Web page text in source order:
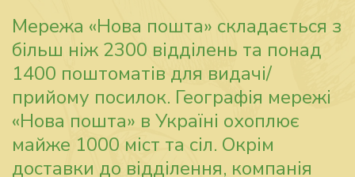
Мережа «Нова пошта» складається з
більш ніж 2300 відділень та понад
1400 поштоматів для видачі/
прийому посилок. Географія мережі
«Нова пошта» в Україні охоплює
майже 1000 міст та сіл. Окрім
доставки до відділення, компанія